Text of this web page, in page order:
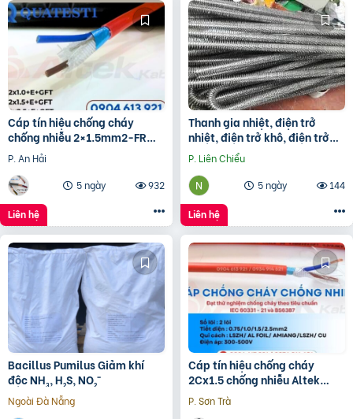
Cáp tín hiệu chống cháy
chống nhiễu 2×1.5mm2-FR
Altek Kabel
P. An Hải
5 ngày
932
Liên hệ
Thanh gia nhiệt, điện trở
nhiệt, điện trở khô, điện trở
đun hóa chất, điện trở lò nung
P. Liên Chiểu
5 ngày
144
Liên hệ
Bacillus Pumilus Giảm khí
độc NH₃, H₂S, NO₂⁻
Ngoài Đà Nẵng
Cáp tín hiệu chống cháy
2Cx1.5 chống nhiễu Altek
Kabel – phân phối Hà Nội, Đà
Nẵng, HCM
P. Sơn Trà